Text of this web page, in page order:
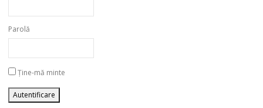
Parolă
Ține-mă minte